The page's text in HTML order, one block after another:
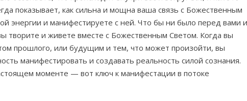
показывает, как сильна и мощна ваша связь с Божественным
энергии и манифестируете с ней. Что бы ни было перед вами
творите и живете вместе с Божественным Светом. Когда вы
прошлого, или будущим и тем, что может произойти, вы
манифестировать и создавать реальность силой сознания.
моменте — вот ключ к манифестации в потоке